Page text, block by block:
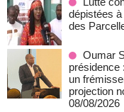
dépistées à
des
Oumar
présidence
un
projection
08/08/2026